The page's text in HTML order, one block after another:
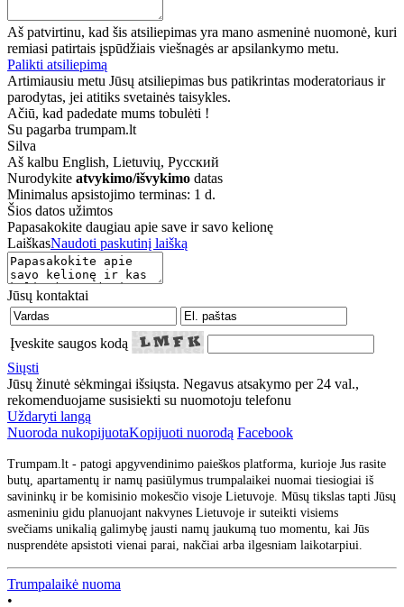
Aš patvirtinu, kad šis atsiliepimas yra mano asmeninė nuomonė, kuri
remiasi patirtais įspūdžiais viešnagės ar apsilankymo metu.
Palikti atsiliepimą
Artimiausiu metu Jūsų atsiliepimas bus patikrintas moderatoriaus ir
parodytas, jei atitiks svetainės taisykles.
Ačiū, kad padedate mums tobulėti !
Su pagarba trumpam.lt
Silva
Aš kalbu English, Lietuvių, Русский
Nurodykite atvykimo/išvykimo datas
Minimalus apsistojimo terminas: 1 d.
Šios datos užimtos
Papasakokite daugiau apie save ir savo kelionę
LaiškasNaudoti paskutinį laišką
Jūsų kontaktai
Įveskite saugos kodą
Siųsti
Jūsų žinutė sėkmingai išsiųsta. Negavus atsakymo per 24 val.,
rekomenduojame susisiekti su nuomotoju telefonu
Uždaryti langą
Nuoroda nukopijuotaKopijuoti nuorodą Facebook
Trumpam.lt - patogi apgyvendinimo paieškos platforma, kurioje Jus rasite
butų, apartamentų ir namų pasiūlymus trumpalaikei nuomai tiesiogiai iš
savininkų ir be komisinio mokesčio visoje Lietuvoje. Mūsų tikslas tapti Jūsų
asmeniniu gidu planuojant nakvynes Lietuvoje ir suteikti visiems
svečiams unikalią galimybę jausti namų jaukumą tuo momentu, kai Jūs
nusprendėte apsistoti vienai parai, nakčiai arba ilgesniam laikotarpiui.
Trumpalaikė nuoma
•